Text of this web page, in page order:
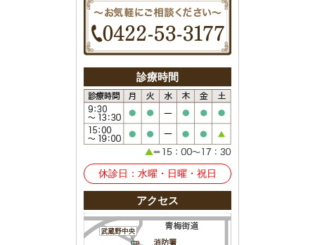
診療時間
休診日：水曜・日曜・祝日
アクセス